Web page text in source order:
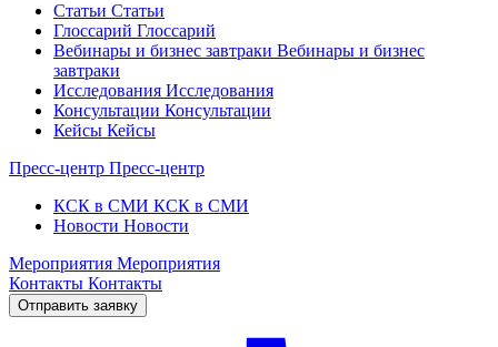
Статьи Статьи
Глоссарий Глоссарий
Вебинары и бизнес завтраки Вебинары и бизнес
завтраки
Исследования Исследования
Консультации Консультации
Кейсы Кейсы
Пресс-центр Пресс-центр
КСК в СМИ КСК в СМИ
Новости Новости
Мероприятия Мероприятия
Контакты Контакты
Отправить заявку